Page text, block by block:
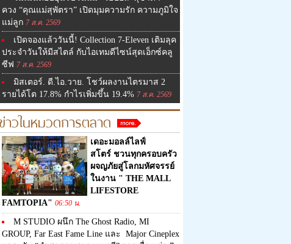
ควง “คุณแม่สุพัตรา” เปิดมุมความรัก ความภูมิใจ
แม่ลูก 7 ส.ค. 2569
เปิดจองแล้ววันนี้! Collection 7-Eleven เติมลุค
ประจำวันให้มีสไตล์ กับไอเทมดีไซน์สุดเอ็กซ์คลู
ซีฟ 7 ส.ค. 2569
มิสเตอร์. ดี.ไอ.วาย. โชว์ผลงานไตรมาส 2
รายได้โต 17.8% กำไรเพิ่มขึ้น 19.4% 7 ส.ค. 2569
าวในหมวดการตลาด
เดอะมอลล์ไลฟ์
สโตร์ ชวนทุกครอบครัว
ผจญภัยสู่โลกมหัศจรรย์
ในงาน " THE MALL
LIFESTORE
FAMTOPIA" 06:50 น.
M STUDIO ผนึก The Ghost Radio, MI
GROUP, Far East Fame Line และ Major Cineplex